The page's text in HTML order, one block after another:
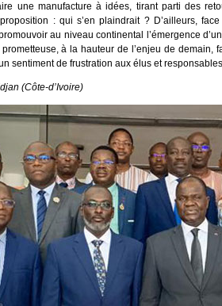
une manufacture à idées, tirant parti des
: qui s’en plaindrait ? D’ailleurs,
au niveau continental l’émergence
à la hauteur de l’enjeu de
sentiment de frustration aux élus et
(Côte-d’Ivoire)